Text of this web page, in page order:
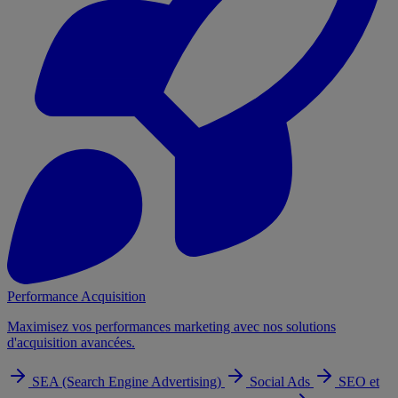
Performance Acquisition
Maximisez vos performances marketing avec nos solutions
d'acquisition avancées.
SEA (Search Engine Advertising) Social Ads
SEO et